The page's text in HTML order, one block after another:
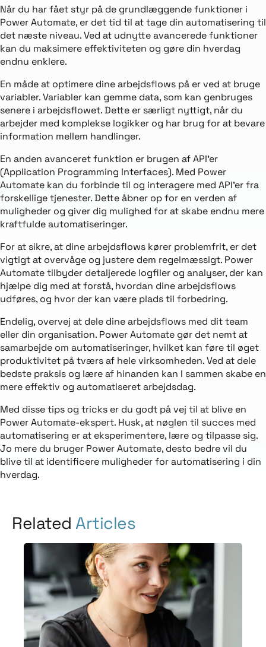
Når du har fået styr på de grundlæggende funktioner i
Power Automate, er det tid til at tage din automatisering til
det næste niveau. Ved at udnytte avancerede funktioner
kan du maksimere effektiviteten og gøre din hverdag
endnu enklere.
En måde at optimere dine arbejdsflows på er ved at bruge
variabler. Variabler kan gemme data, som kan genbruges
senere i arbejdsflowet. Dette er særligt nyttigt, når du
arbejder med komplekse logikker og har brug for at bevare
information mellem handlinger.
En anden avanceret funktion er brugen af API’er
(Application Programming Interfaces). Med Power
Automate kan du forbinde til og interagere med API’er fra
forskellige tjenester. Dette åbner op for en verden af
muligheder og giver dig mulighed for at skabe endnu mere
kraftfulde automatiseringer.
For at sikre, at dine arbejdsflows kører problemfrit, er det
vigtigt at overvåge og justere dem regelmæssigt. Power
Automate tilbyder detaljerede logfiler og analyser, der kan
hjælpe dig med at forstå, hvordan dine arbejdsflows
udføres, og hvor der kan være plads til forbedring.
Endelig, overvej at dele dine arbejdsflows med dit team
eller din organisation. Power Automate gør det nemt at
samarbejde om automatiseringer, hvilket kan føre til øget
produktivitet på tværs af hele virksomheden. Ved at dele
bedste praksis og lære af hinanden kan I sammen skabe en
mere effektiv og automatiseret arbejdsdag.
Med disse tips og tricks er du godt på vej til at blive en
Power Automate-ekspert. Husk, at nøglen til succes med
automatisering er at eksperimentere, lære og tilpasse sig.
Jo mere du bruger Power Automate, desto bedre vil du
blive til at identificere muligheder for automatisering i din
hverdag.
Related Articles